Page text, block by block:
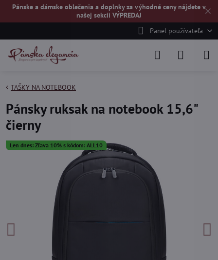
✕
Pánske a dámske oblečenia a doplnky za výhodné ceny nájdete v
našej sekcii VÝPREDAJ
Panel používateľa
Len dnes: Zľava 10% s kódom: ALL10
TAŠKY NA NOTEBOOK
Pánsky ruksak na notebook 15,6"
čierny